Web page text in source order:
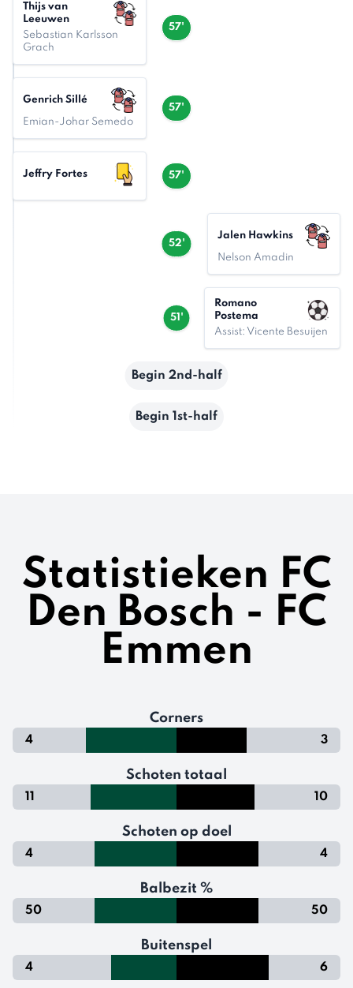
57'
Thijs van
Leeuwen
Sebastian Karlsson
Grach
57'
Genrich Sillé
Emian-Johar Semedo
57'
Jeffry Fortes
52'
Jalen Hawkins
Nelson Amadin
51'
Romano
Postema
Assist: Vicente Besuijen
Begin 2nd-half
Begin 1st-half
Statistieken FC
Den Bosch - FC
Emmen
Corners
4 3
Schoten totaal
11 10
Schoten op doel
4 4
Balbezit %
50 50
Buitenspel
4 6